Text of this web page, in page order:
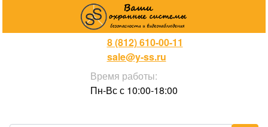
8 (812) 610-00-11
sale@y-ss.ru
Время работы:
Пн-Вс с 10:00-18:00